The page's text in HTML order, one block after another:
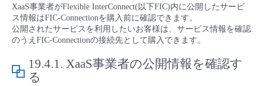
モニタリング/監査
サポート
IoT
モニタリング/監査
クラウド/サーバー
ネットワーク
- 管理機能
■ セットアップガイド
- バックアップ
- セキュリティ・監査
故障/メンテナンス情報
サービス稼働状況
XaaS事業者がFlexible InterConnect(以下FIC)内に公開したサービ
ス情報はFIC-Connectionを購入前に確認できます。
公開されたサービスを利用したいお客様は、サービス情報を確認
のうえFIC-Connectionの接続先として購入できます。
19.4.1. XaaS事業者の公開情報を確認す
る